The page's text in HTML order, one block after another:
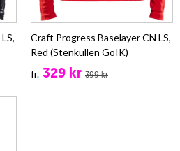
Craft Progress Baselayer CN LS,
Red (Stenkullen GoIK)
fr. 329 kr 399 kr